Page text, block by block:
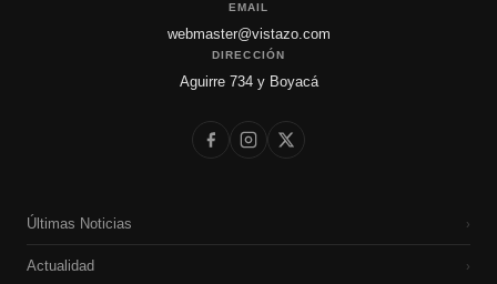
EMAIL
webmaster@vistazo.com
DIRECCIÓN
Aguirre 734 y Boyacá
Últimas Noticias ›
Actualidad ›